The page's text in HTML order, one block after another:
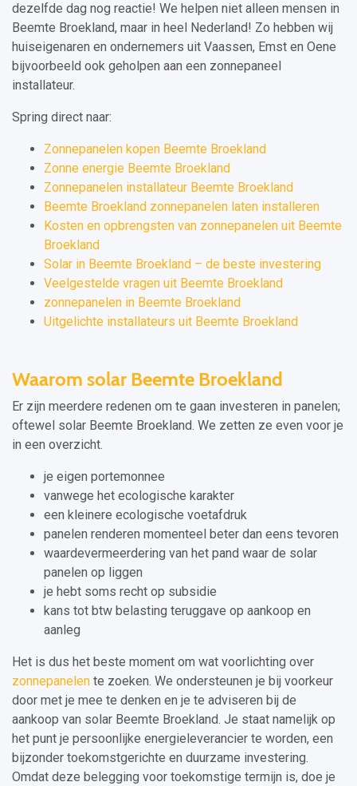
dezelfde dag nog reactie! We helpen niet alleen mensen in
Beemte Broekland, maar in heel Nederland! Zo hebben wij
huiseigenaren en ondernemers uit Vaassen, Emst en Oene
bijvoorbeeld ook geholpen aan een zonnepaneel
installateur.
Spring direct naar:
Zonnepanelen kopen Beemte Broekland
Zonne energie Beemte Broekland
Zonnepanelen installateur Beemte Broekland
Beemte Broekland zonnepanelen laten installeren
Kosten en opbrengsten van zonnepanelen uit Beemte
Broekland
Solar in Beemte Broekland – de beste investering
Veelgestelde vragen uit Beemte Broekland
zonnepanelen in Beemte Broekland
Uitgelichte installateurs uit Beemte Broekland
Waarom solar Beemte Broekland
Er zijn meerdere redenen om te gaan investeren in panelen;
oftewel solar Beemte Broekland. We zetten ze even voor je
in een overzicht.
je eigen portemonnee
vanwege het ecologische karakter
een kleinere ecologische voetafdruk
panelen renderen momenteel beter dan eens tevoren
waardevermeerdering van het pand waar de solar
panelen op liggen
je hebt soms recht op subsidie
kans tot btw belasting teruggave op aankoop en
aanleg
Het is dus het beste moment om wat voorlichting over
zonnepanelen te zoeken. We ondersteunen je bij voorkeur
door met je mee te denken en je te adviseren bij de
aankoop van solar Beemte Broekland. Je staat namelijk op
het punt je persoonlijke energieleverancier te worden, een
bijzonder toekomstgerichte en duurzame investering.
Omdat deze belegging voor toekomstige termijn is, doe je